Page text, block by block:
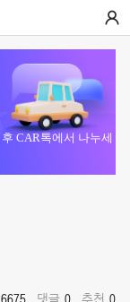
CAR톡에서 나누세
댓글 0 추천 0